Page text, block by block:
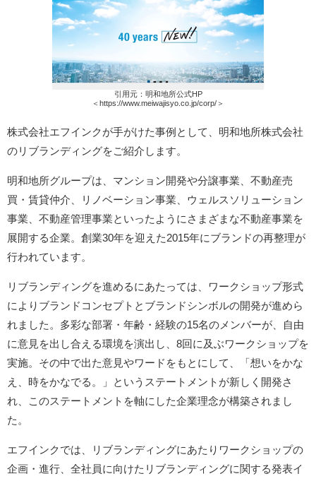
引用元：明和地所公式HP
＜https://www.meiwajisyo.co.jp/corp/＞
株式会社エフインクが手がけた事例として、明和地所株式会社
のリブランディングをご紹介します。
明和地所グループは、マンション開発や分譲事業、不動産売
買・賃貸仲介、リノベーション事業、ウェルスソリューション
事業、不動産管理事業といったようにさまざまな不動産事業を
展開する企業。創業30年を迎えた2015年にブランドの再整理が
行われています。
リブランディングを進めるにあたっては、ワークショップ形式
によりブランドコンセプトとブランドシンボルの開発が進めら
れました。多彩な部署・年齢・経験の15名のメンバーが、自由
に意見を出し合える環境を演出し、8回に及ぶワークショップを
実施。その中で出た意見やワードをもとにして、「想いをかな
え、時をかなでる。」というステートメントが新しく開発さ
れ、このステートメントを軸にした企業理念が構築されまし
た。
エフインクでは、リブランディングにあたりワークショップの
企画・進行、全社員に向けたリブランディングに関する発表イ